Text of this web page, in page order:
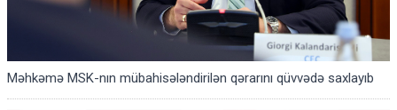
Məhkəmə MSK-nın mübahisələndirilən qərarını qüvvədə saxlayıb